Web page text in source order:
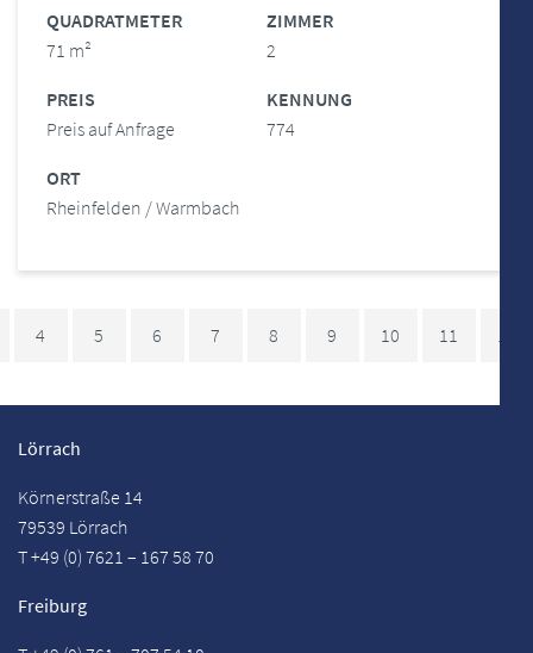
QUADRATMETER
71 m²
ZIMMER
2
PREIS
Preis auf Anfrage
KENNUNG
774
ORT
Rheinfelden / Warmbach
4 5 6 7 8 9 10 11 12
Lörrach
Körnerstraße 14
79539 Lörrach
T +49 (0) 7621 – 167 58 70
Freiburg